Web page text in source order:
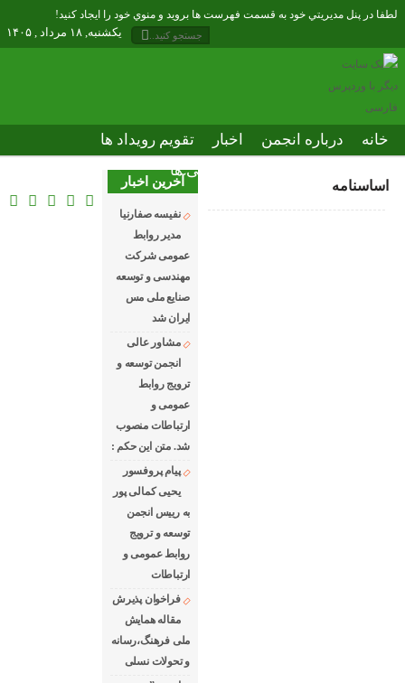
لطفا در پنل مديريتي خود به قسمت فهرست ها برويد و منوي خود را ايجاد كنيد!
یکشنبه, ۱۸ مرداد , ۱۴۰۵
خانه درباره انجمن اخبار
تقویم رویداد ها
نمایندگی ها
اساسنامه آخرین اخبار
نفیسه صفارنیا
مدیر روابط‌
عمومی شرکت
مهندسی و توسعه
صنایع ملی مس
ایران شد
مشاور عالی
انجمن توسعه و
ترویج روابط
عمومی و
ارتباطات منصوب
شد. متن این حکم :
پیام پروفسور
یحیی کمالی پور
به رییس انجمن
توسعه و ترویج
روابط عمومی و
ارتباطات
فراخوان پذیرش
مقاله همایش
ملی فرهنگ،رسانه
و تحولات نسلی